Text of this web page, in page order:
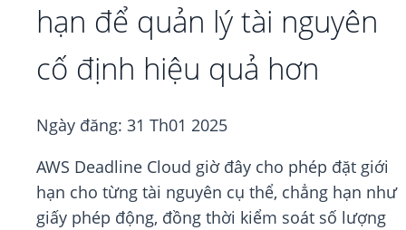
hạn để quản lý tài nguyên
cố định hiệu quả hơn
Ngày đăng: 31 Th01 2025
AWS Deadline Cloud giờ đây cho phép đặt giới
hạn cho từng tài nguyên cụ thể, chẳng hạn như
giấy phép động, đồng thời kiểm soát số lượng